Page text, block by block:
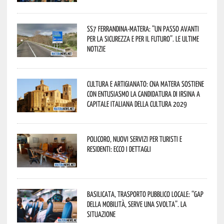
SS7 Ferrandina-Matera: “Un passo avanti
per la sicurezza e per il futuro”. Le ultime
notizie
Cultura e Artigianato: CNA Matera sostiene
con entusiasmo la candidatura di Irsina a
Capitale Italiana della Cultura 2029
Policoro, nuovi servizi per turisti e
residenti: ecco i dettagli
Basilicata, trasporto pubblico locale: “Gap
della mobilità, serve una svolta”. La
situazione